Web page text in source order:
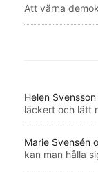
Att värna
Helen Svensson
läckert och lätt
Marie Svensén
kan man hålla